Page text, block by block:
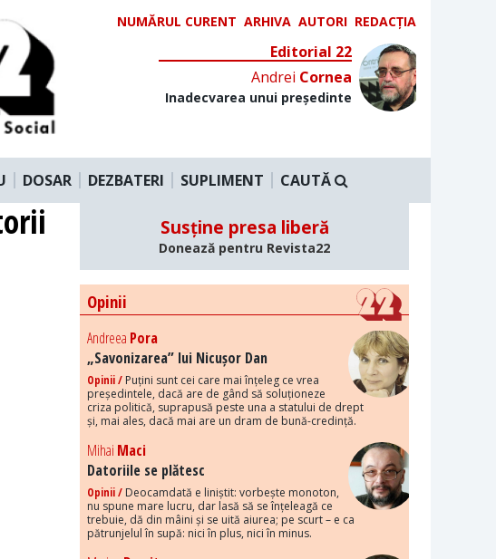
NUMĂRUL CURENT ARHIVA AUTORI REDACȚIA
Editorial 22
Andrei Cornea
Inadecvarea unui președinte
DOSAR DEZBATERI SUPLIMENT CAUTĂ
Susține presa liberă
Donează pentru Revista22
Opinii
Andreea Pora
„Savonizarea” lui Nicușor Dan
Opinii / Puțini sunt cei care mai înțeleg ce vrea
președintele, dacă are de gând să soluționeze
criza politică, suprapusă peste una a statului de drept
și, mai ales, dacă mai are un dram de bună-credință.
Mihai Maci
Datoriile se plătesc
Opinii / Deocamdată e liniștit: vorbește monoton,
nu spune mare lucru, dar lasă să se înțeleagă ce
trebuie, dă din mâini și se uită aiurea; pe scurt – e ca
pătrunjelul în supă: nici în plus, nici în minus.